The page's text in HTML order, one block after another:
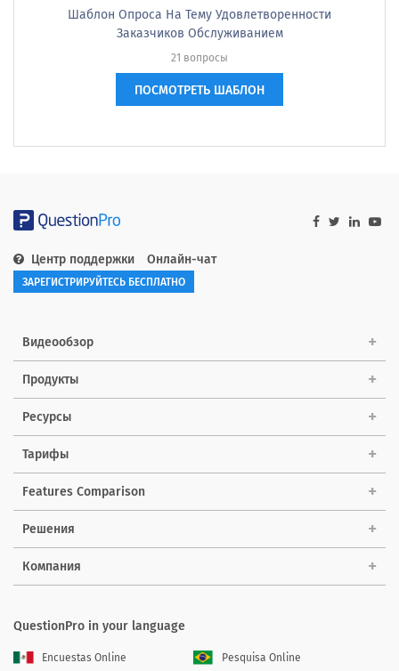
Шаблон Опроса На Тему Удовлетворенности
Заказчиков Обслуживанием
21 вопросы
ПОСМОТРЕТЬ ШАБЛОН
Центр поддержки Онлайн-чат
ЗАРЕГИСТРИРУЙТЕСЬ БЕСПЛАТНО
Видеообзор
Продукты
Ресурсы
Тарифы
Features Comparison
Решения
Компания
QuestionPro in your language
Encuestas Online Pesquisa Online